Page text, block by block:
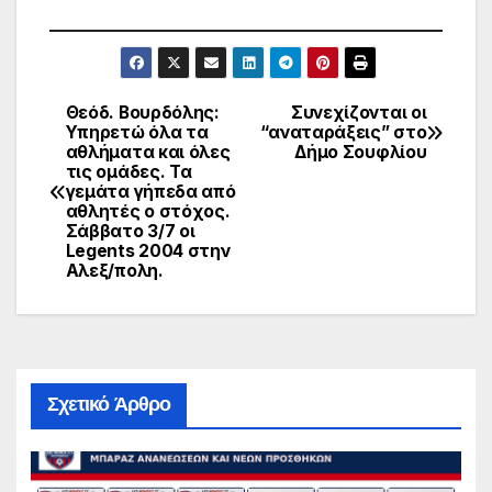
Πλοήγηση
άρθρων
Συνεχίζονται οι
“αναταράξεις” στο
Δήμο Σουφλίου
Θεόδ. Βουρδόλης:
Υπηρετώ όλα τα
αθλήματα και όλες
τις ομάδες. Τα
γεμάτα γήπεδα από
αθλητές ο στόχος.
Σάββατο 3/7 οι
Legents 2004 στην
Αλεξ/πολη.
Σχετικό Άρθρο